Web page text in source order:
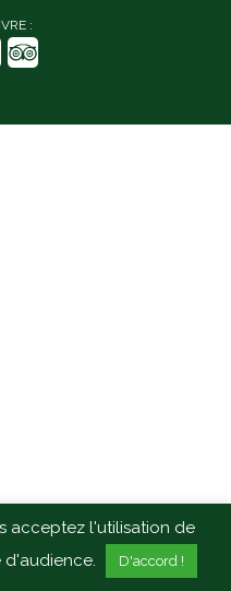
:
acceptez l'utilisation de
d'audience.
D'accord !